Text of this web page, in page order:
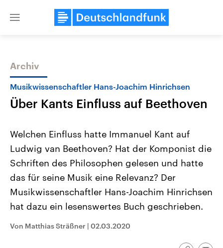
Close
Themen
Landtagswahl Sachsen-Anhalt
2026
Alle Informationen
Sachsen-Anhalt wählt am 6.
September 2026 einen neuen
Bundesland von einer Koalition aus
CDU, SPD und FDP regiert.-
Aktuelle Beiträge,
Hintergründe
Wirtschaftlich und
gehören die Vereinigten
den mächtigsten Ländern
Archiv
Musikwissenschaftler Hans-Joachim Hinrichsen
Über Kants Einfluss auf Beethoven
Welchen Einfluss hatte Immanuel Kant auf
Ludwig van Beethoven? Hat der Komponist die
Schriften des Philosophen gelesen und hatte
das für seine Musik eine Relevanz? Der
Musikwissenschaftler Hans-Joachim Hinrichsen
hat dazu ein lesenswertes Buch geschrieben.
Von Matthias Sträßner | 02.03.2020